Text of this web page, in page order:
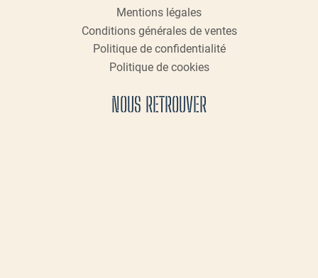
Mentions légales
Conditions générales de ventes
Politique de confidentialité
Politique de cookies
NOUS RETROUVER